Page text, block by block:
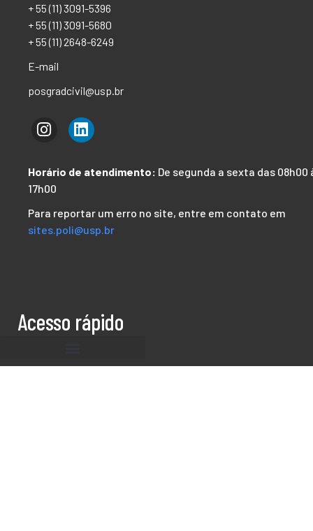
+ 55 (11) 3091-5396
+ 55 (11) 3091-5680
+ 55 (11) 2648-6249
E-mail
posgradcivil@usp.br
Horário de atendimento: De segunda a sexta das 08h00
17h00
Para reportar um erro no site, entre em contato em
sites.poli@usp.br
Acesso rápido